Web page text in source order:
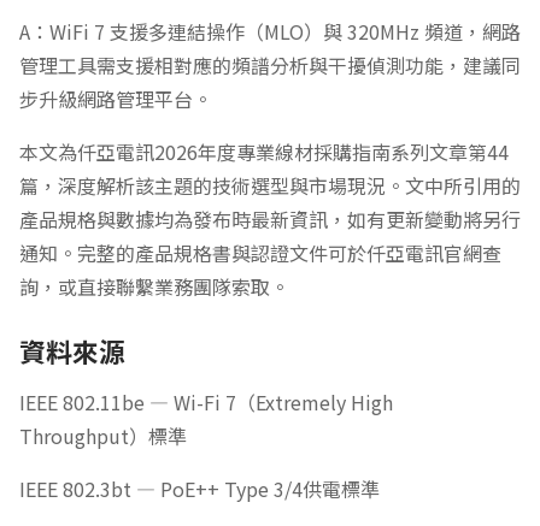
A：WiFi 7 支援多連結操作（MLO）與 320MHz 頻道，網路
管理工具需支援相對應的頻譜分析與干擾偵測功能，建議同
步升級網路管理平台。
本文為仟亞電訊2026年度專業線材採購指南系列文章第44
篇，深度解析該主題的技術選型與市場現況。文中所引用的
產品規格與數據均為發布時最新資訊，如有更新變動將另行
通知。完整的產品規格書與認證文件可於仟亞電訊官網查
詢，或直接聯繫業務團隊索取。
資料來源
IEEE 802.11be — Wi-Fi 7（Extremely High
Throughput）標準
IEEE 802.3bt — PoE++ Type 3/4供電標準